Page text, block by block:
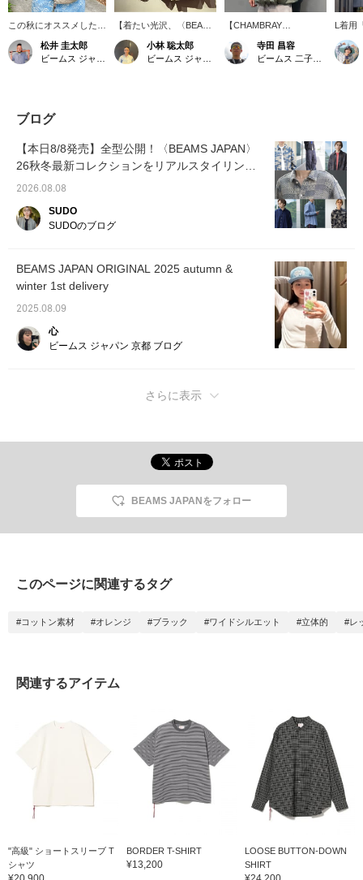
この秋にオススメしたい
〈BEAMS JAPAN
ORIGINAL〉のコーディ
ネートです。
松井 圭太郎
【着たい光沢、〈BEAMS
JAPAN〉の「シャンブレ
ーブルゾン」】 タマムシ
のような光沢感がベーシ
て頂くと、マイルが貯ま
ります！「いいね」や
「フォロー」をして是非
小林 聡太郎
【CHAMBRAY
ー:OLIVE］ 光沢感のある
表情で上品さと年齢問わ
168cm 体重59kg＞【L着
用】ドローコードを締め
て着用しましたが、ボリ
ューム感があるので、ス
ッキリ着れるS.Mがおす
「♡+」このマークを押
併せてフォローもして頂
けると嬉しいです。
寺田 昌容
L着用
ンプ
です
よう
でき
検討
てみ
良い
頂け
です！
ブログ
【本日8/8発売】全型公開！〈BEAMS JAPAN〉
26秋冬最新コレクションをリアルスタイリング
で一挙紹介！
2026.08.08
SUDO
SUDOのブログ
BEAMS JAPAN ORIGINAL 2025 autumn &
winter 1st delivery
2025.08.09
心
ビームス ジャパン 京都 ブログ
さらに表示
BEAMS JAPANをフォロー
このページに関連するタグ
#コットン素材 #オレンジ #ブラック #ワイドシルエット #立体的 #レ
関連するアイテム
"高級" ショートスリーブ T
シャツ
BORDER T-SHIRT
¥13,200
LOOSE BUTTON-DOWN
SHIRT